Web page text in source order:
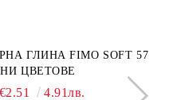
ГЛИНА FIMO SOFT 57
ЦВЕТОВЕ
€2.51 4.91лв.